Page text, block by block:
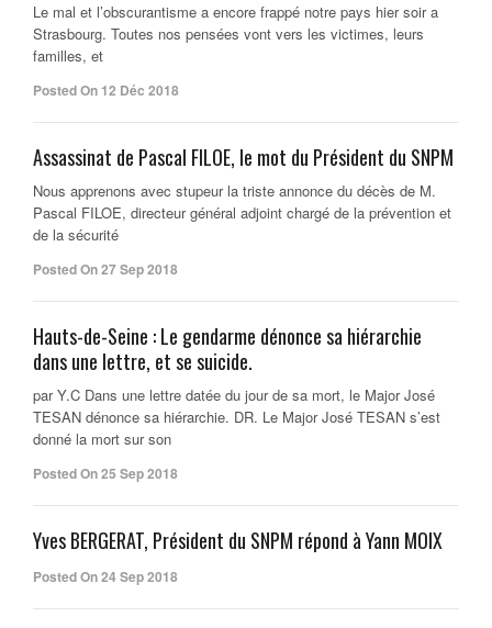
Le mal et l’obscurantisme a encore frappé notre pays hier soir a
Strasbourg. Toutes nos pensées vont vers les victimes, leurs
familles, et
Posted On 12 Déc 2018
Assassinat de Pascal FILOE, le mot du Président du SNPM
Nous apprenons avec stupeur la triste annonce du décès de M.
Pascal FILOE, directeur général adjoint chargé de la prévention et
de la sécurité
Posted On 27 Sep 2018
Hauts-de-Seine : Le gendarme dénonce sa hiérarchie
dans une lettre, et se suicide.
par Y.C Dans une lettre datée du jour de sa mort, le Major José
TESAN dénonce sa hiérarchie. DR. Le Major José TESAN s’est
donné la mort sur son
Posted On 25 Sep 2018
Yves BERGERAT, Président du SNPM répond à Yann MOIX
Posted On 24 Sep 2018